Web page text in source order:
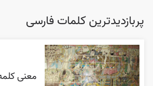
پربازدیدترین کلمات فارسی
معنی